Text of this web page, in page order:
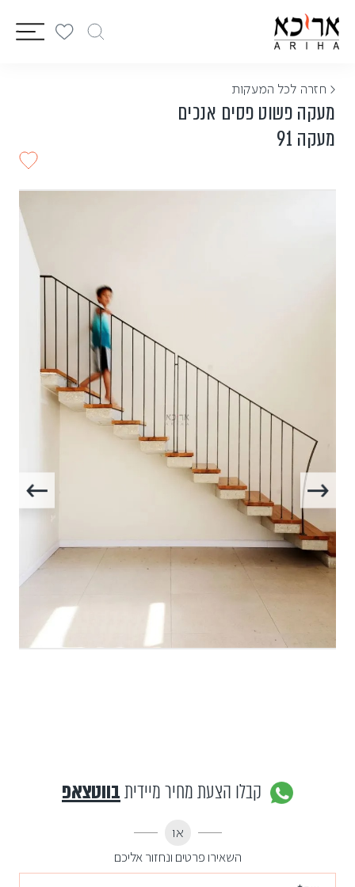
< חזרה לכל המעקות
מעקה פשוט פסים אנכים
מעקה 91
קבלו הצעת מחיר מיידיתבווטצאפ
או
השאירו פרטים ונחזור אליכם